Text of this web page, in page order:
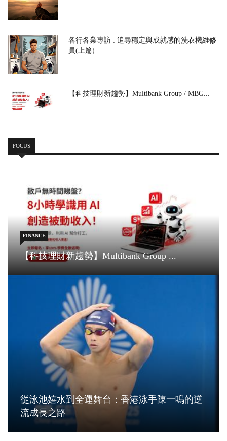
各行各業專訪 : 追尋穩定與成就感的洗衣機維修
員(上篇)
【科技理財新趨勢】Multibank Group / MBG...
FOCUS
FINANCE
【科技理財新趨勢】Multibank Group ...
從泳池嬉水到全運舞台：香港泳手陳一鳴的逆
流成長之路